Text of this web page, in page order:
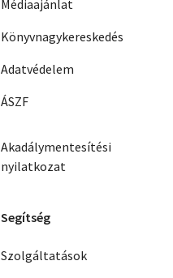
Médiaajánlat
Könyvnagykereskedés
Adatvédelem
ÁSZF
Akadálymentesítési
nyilatkozat
Segítség
Szolgáltatások